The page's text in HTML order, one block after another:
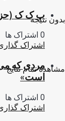
بدون نتیجه
مشاهده تمام نتایج
پ ک ک
0 اشتراک ها
اشتراک
مردی که
است»
0 اشتراک ها
اشتراک